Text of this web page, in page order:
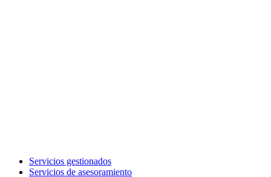
Servicios gestionados
Servicios de asesoramiento